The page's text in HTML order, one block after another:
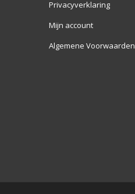
Privacyverklaring
Mijn account
Algemene Voorwaarden